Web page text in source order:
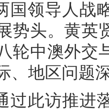
国领导人战
势头。黄英
轮中澳外交
、地区问题
过此访推进